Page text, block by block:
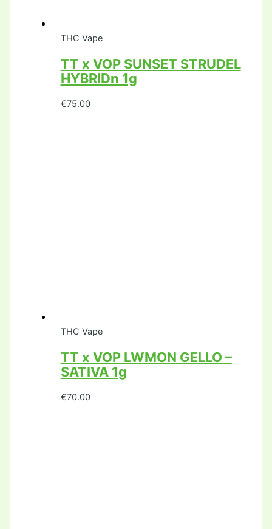
THC Vape
TT x VOP SUNSET STRUDEL
HYBRIDn 1g
€75.00
THC Vape
TT x VOP LWMON GELLO –
SATIVA 1g
€70.00